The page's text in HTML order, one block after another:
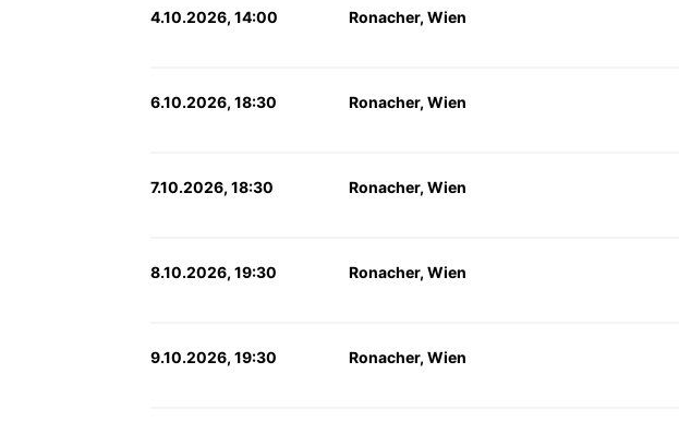
4.10.2026, 14:00 Ronacher, Wien
6.10.2026, 18:30 Ronacher, Wien
7.10.2026, 18:30 Ronacher, Wien
8.10.2026, 19:30 Ronacher, Wien
9.10.2026, 19:30 Ronacher, Wien